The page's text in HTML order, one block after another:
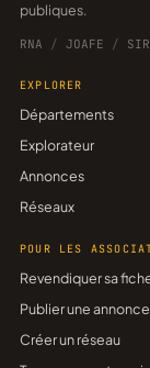
publiques.
RNA / JOAFE /
EXPLORER
Départements
Explorateur
Annonces
Réseaux
POUR LES
Revendiquer sa
Publier une annonce
Créer un réseau